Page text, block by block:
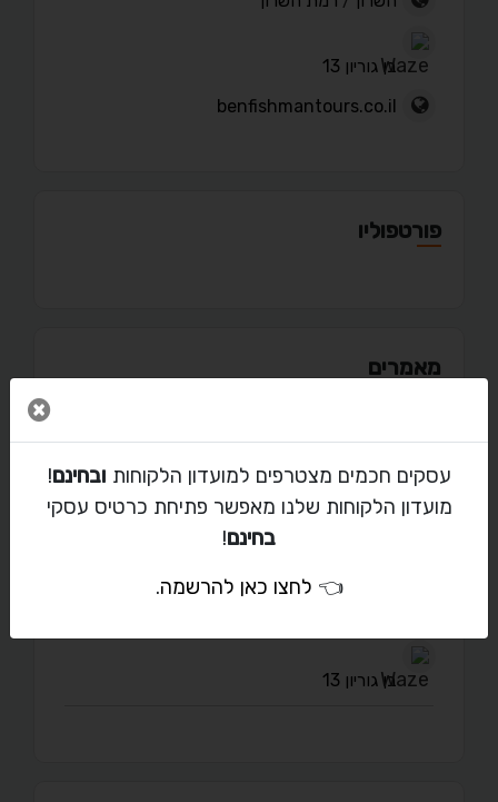
בן גוריון 13
benfishmantours.co.il
פורטפוליו
מאמרים
יצירת קשר עם בן
בן גוריון 13
עסקים חכמים מצטרפים למועדון הלקוחות ובחינם!
מועדון הלקוחות שלנו מאפשר פתיחת כרטיס עסקי
בחינם!
👈 לחצו כאן להרשמה.